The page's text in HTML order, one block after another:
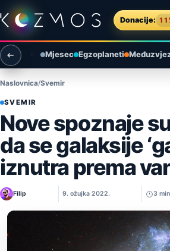
Preskoči na sadržaj
Donacije:
Otvori izbornik
Otvori pretragu
Mjesec Egzoplaneti
Naslovnica Svemir
SVEMIR
Nove spoznaje
da se galaksije
iznutra prema
Filip 9. ožujka 2022. 3